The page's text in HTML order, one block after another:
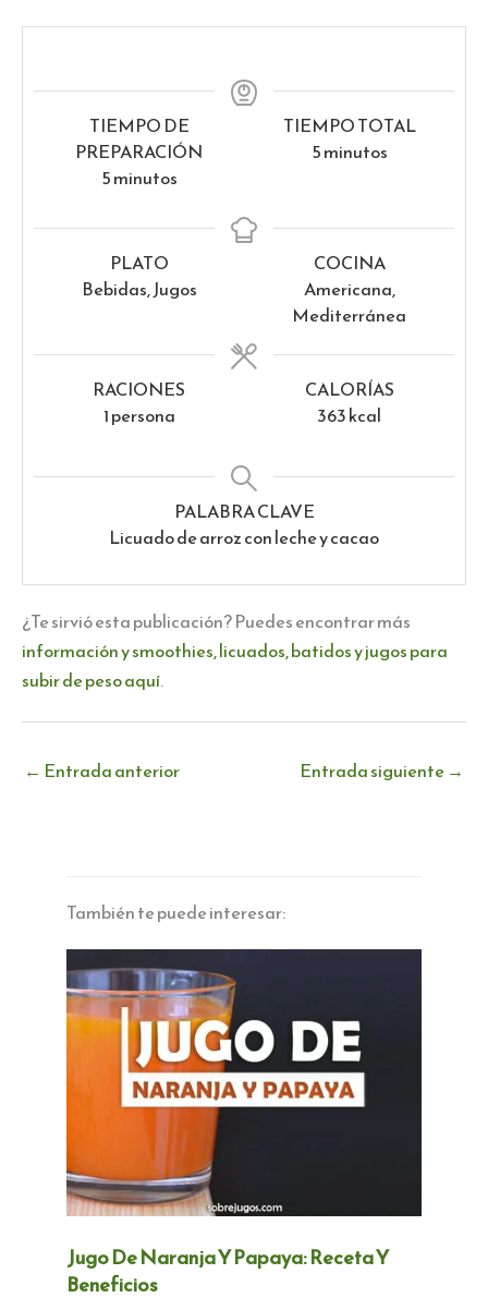
TIEMPO DE
PREPARACIÓN
5minutos
minutos
TIEMPO TOTAL
5minutos
minutos
PLATO
Bebidas, Jugos
COCINA
Americana,
Mediterránea
RACIONES
1persona
CALORÍAS
363kcal
PALABRA CLAVE
Licuado de arroz con leche y cacao
¿Te sirvió esta publicación? Puedes encontrar más
información y smoothies, licuados, batidos y jugos para
subir de peso aquí.
← Entrada anterior Entrada siguiente →
También te puede interesar:
Jugo De Naranja Y Papaya: Receta Y
Beneficios